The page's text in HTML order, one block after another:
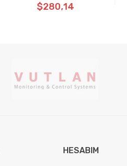
$280,14
HESABIM